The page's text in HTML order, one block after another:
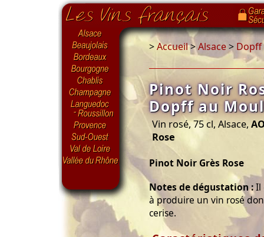
>Accueil>Alsace> Dopff
Pinot Noir
Dopff au
Vin rosé, 75 cl, Alsace,
Rose
Pinot Noir Grès Rose
Notes de dégustation :Il
à produire un vin rosé
cerise.